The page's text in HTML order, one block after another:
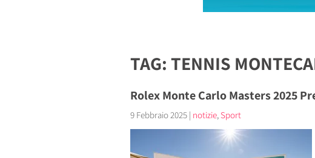
TAG: TENNIS
Rolex Monte Carlo Masters 2025
9 Febbraio 2025 | notizie, Sport